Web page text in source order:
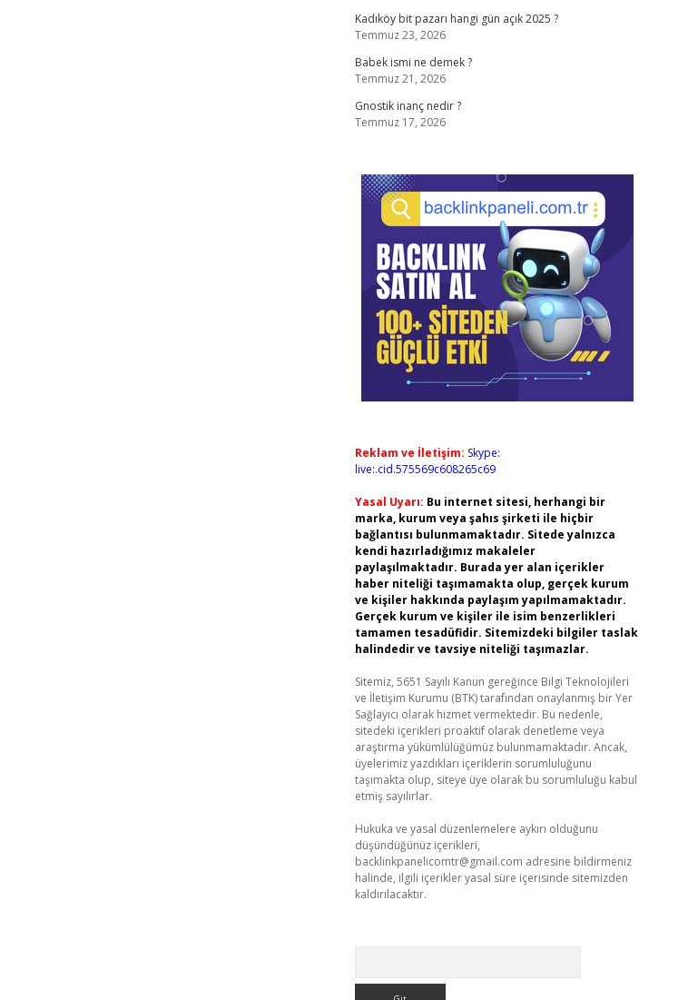
Kadıköy bit pazarı hangi gün açık 2025 ?
Temmuz 23, 2026
Babek ismi ne demek ?
Temmuz 21, 2026
Gnostik inanç nedir ?
Temmuz 17, 2026
Reklam ve İletişim: Skype:
live:.cid.575569c608265c69
Yasal Uyarı: Bu internet sitesi, herhangi bir
marka, kurum veya şahıs şirketi ile hiçbir
bağlantısı bulunmamaktadır. Sitede yalnızca
kendi hazırladığımız makaleler
paylaşılmaktadır. Burada yer alan içerikler
haber niteliği taşımamakta olup, gerçek kurum
ve kişiler hakkında paylaşım yapılmamaktadır.
Gerçek kurum ve kişiler ile isim benzerlikleri
tamamen tesadüfidir. Sitemizdeki bilgiler taslak
halindedir ve tavsiye niteliği taşımazlar.
Sitemiz, 5651 Sayılı Kanun gereğince Bilgi Teknolojileri
ve İletişim Kurumu (BTK) tarafından onaylanmış bir Yer
Sağlayıcı olarak hizmet vermektedir. Bu nedenle,
sitedeki içerikleri proaktif olarak denetleme veya
araştırma yükümlülüğümüz bulunmamaktadır. Ancak,
üyelerimiz yazdıkları içeriklerin sorumluluğunu
taşımakta olup, siteye üye olarak bu sorumluluğu kabul
etmiş sayılırlar.
Hukuka ve yasal düzenlemelere aykırı olduğunu
düşündüğünüz içerikleri,
backlinkpanelicomtr@gmail.com adresine bildirmeniz
halinde, ilgili içerikler yasal süre içerisinde sitemizden
kaldırılacaktır.